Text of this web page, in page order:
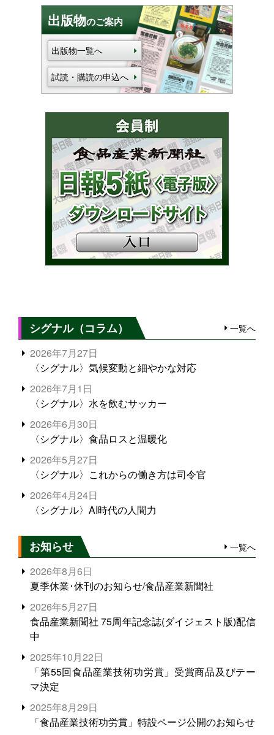
出版物のご案内
出版物一覧へ
試読・購読の申込へ
シグナル（コラム） 一覧へ
2026年7月27日
〈シグナル〉気候変動と細やかな対応
2026年7月1日
〈シグナル〉水を飲むサッカー
2026年6月30日
〈シグナル〉食品ロスと温暖化
2026年5月27日
〈シグナル〉これからの働き方は司令官
2026年4月24日
〈シグナル〉AI時代の人間力
お知らせ 一覧へ
2026年8月6日
夏季休業･休刊のお知らせ/食品産業新聞社
2026年5月27日
食品産業新聞社 75周年記念誌(ダイジェスト版)配信
中
2025年10月22日
「第55回食品産業技術功労賞」受賞商品及びテー
マ決定
2025年8月29日
「食品産業技術功労賞」特設ページ公開のお知らせ